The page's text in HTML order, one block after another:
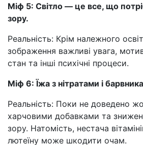
Міф 5: Світло — це все, що
зору.
Реальність: Крім належного
зображення важливі увага,
стан та інші психічні процеси.
Міф 6: Їжа з нітратами і
Реальність: Поки не доведено
харчовими добавками та
зору. Натомість, нестача
лютеїну може шкодити очам.